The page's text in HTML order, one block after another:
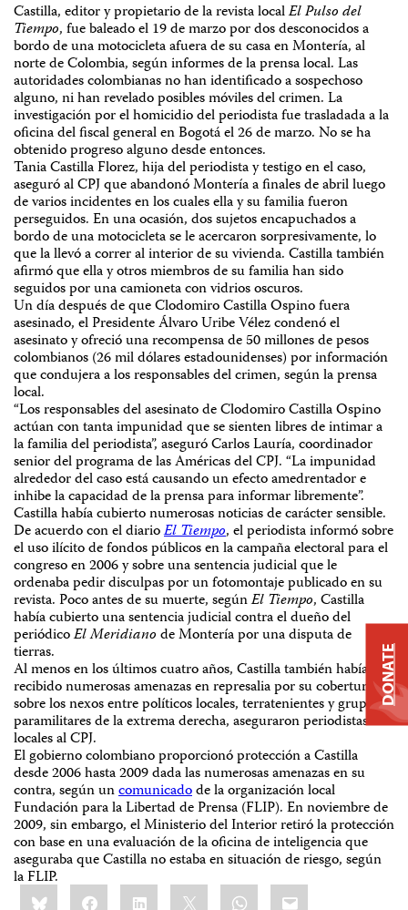
Castilla, editor y propietario de la revista localEl Pulso del
Tiempo, fue baleado el 19 de marzo por dos desconocidos a
bordo de una motocicleta afuera de su casa en Montería, al
norte de Colombia, según informes de la prensa local. Las
autoridades colombianas no han identificado a sospechoso
alguno, ni han revelado posibles móviles del crimen. La
investigación por el homicidio del periodista fue trasladada a la
oficina del fiscal general en Bogotá el 26 de marzo. No se ha
obtenido progreso alguno desde entonces.
Tania Castilla Florez, hija del periodista y testigo en el caso,
aseguró al CPJ que abandonó Montería a finales de abril luego
de varios incidentes en los cuales ella y su familia fueron
perseguidos. En una ocasión, dos sujetos encapuchados a
bordo de una motocicleta se le acercaron sorpresivamente, lo
que la llevó a correr al interior de su vivienda. Castilla también
afirmó que ella y otros miembros de su familia han sido
seguidos por una camioneta con vidrios oscuros.
Un día después de que Clodomiro Castilla Ospino fuera
asesinado, el Presidente Álvaro Uribe Vélez condenó el
asesinato y ofreció una recompensa de 50 millones de pesos
colombianos (26 mil dólares estadounidenses) por información
que condujera a los responsables del crimen, según la prensa
local.
“Los responsables del asesinato de Clodomiro Castilla Ospino
actúan con tanta impunidad que se sienten libres de intimar a
la familia del periodista”, aseguró Carlos Lauría, coordinador
senior del programa de las Américas del CPJ. “La impunidad
alrededor del caso está causando un efecto amedrentador e
inhibe la capacidad de la prensa para informar libremente”.
Castilla había cubierto numerosas noticias de carácter sensible.
De acuerdo con el diarioEl Tiempo, el periodista informó sobre
el uso ilícito de fondos públicos en la campaña electoral para el
congreso en 2006 y sobre una sentencia judicial que le
ordenaba pedir disculpas por un fotomontaje publicado en su
revista. Poco antes de su muerte, segúnEl Tiempo, Castilla
había cubierto una sentencia judicial contra el dueño del
periódicoEl Meridianode Montería por una disputa de
tierras.
Al menos en los últimos cuatro años, Castilla también había
recibido numerosas amenazas en represalia por su cobertura
sobre los nexos entre políticos locales, terratenientes y grupos
paramilitares de la extrema derecha, aseguraron periodistas
locales al CPJ.
El gobierno colombiano proporcionó protección a Castilla
desde 2006 hasta 2009 dada las numerosas amenazas en su
contra, según uncomunicadode la organización local
Fundación para la Libertad de Prensa (FLIP). En noviembre de
2009, sin embargo, el Ministerio del Interior retiró la protección
con base en una evaluación de la oficina de inteligencia que
aseguraba que Castilla no estaba en situación de riesgo, según
la FLIP.
Share
this:BlueskyFacebookLinkedIn WhatsApp
Email
DONATE